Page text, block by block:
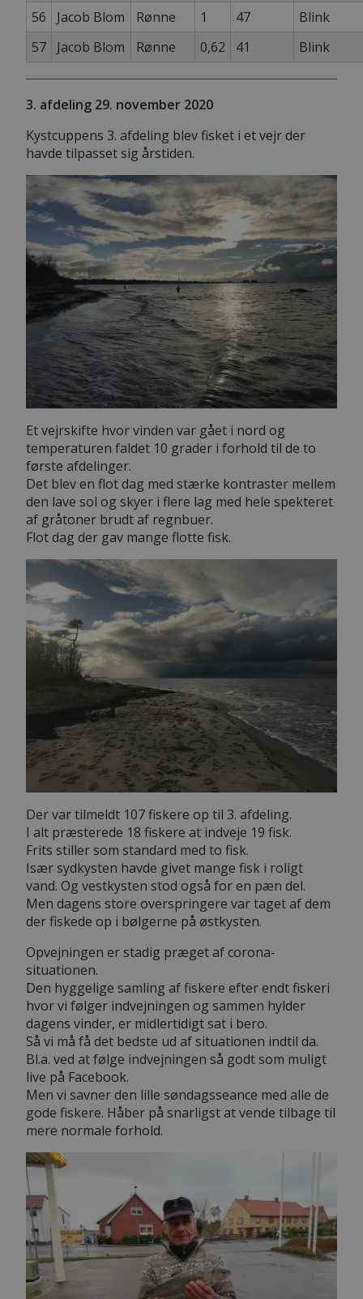
56
Jacob Blom Rønne 1 47
Blink
57
Jacob Blom Rønne 0,62 41 Blink
3. afdeling 29. november 2020
Kystcuppens 3. afdeling blev fisket i et vejr der
havde tilpasset sig årstiden.
Et vejrskifte hvor vinden var gået i nord og
temperaturen faldet 10 grader i forhold til de to
første afdelinger.
Det blev en flot dag med stærke kontraster mellem
den lave sol og skyer i flere lag med hele spekteret
af gråtoner brudt af regnbuer.
Flot dag der gav mange flotte fisk.
Der var tilmeldt 107 fiskere op til 3. afdeling.
I alt præsterede 18 fiskere at indveje 19 fisk.
Frits stiller som standard med to fisk.
Især sydkysten havde givet mange fisk i roligt
vand. Og vestkysten stod også for en pæn del.
Men dagens store overspringere var taget af dem
der fiskede op i bølgerne på østkysten.
Opvejningen er stadig præget af corona-
situationen.
Den hyggelige samling af fiskere efter endt fiskeri
hvor vi følger indvejningen og sammen hylder
dagens vinder, er midlertidigt sat i bero.
Så vi må få det bedste ud af situationen indtil da.
Bl.a. ved at følge indvejningen så godt som muligt
live på Facebook.
Men vi savner den lille søndagsseance med alle de
gode fiskere. Håber på snarligst at vende tilbage til
mere normale forhold.